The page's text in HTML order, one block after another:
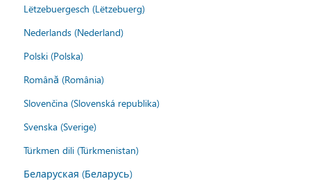
Lëtzebuergesch (Lëtzebuerg)
Nederlands (Nederland)
Polski (Polska)
Română (România)
Slovenčina (Slovenská republika)
Svenska (Sverige)
Türkmen dili (Türkmenistan)
Беларуская (Беларусь)